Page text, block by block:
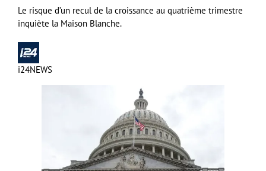
Le risque d’un recul de la croissance au quatrième trimestre
inquiète la Maison Blanche.
i24NEWS